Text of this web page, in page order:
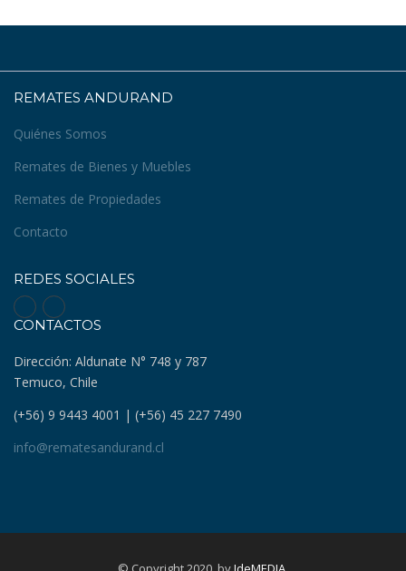
REMATES ANDURAND
Quiénes Somos
Remates de Bienes y Muebles
Remates de Propiedades
Contacto
REDES SOCIALES
CONTACTOS
Dirección: Aldunate N° 748 y 787
Temuco, Chile
(+56) 9 9443 4001 | (+56) 45 227 7490
info@rematesandurand.cl